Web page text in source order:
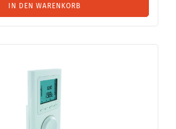
IN DEN WARENKORB